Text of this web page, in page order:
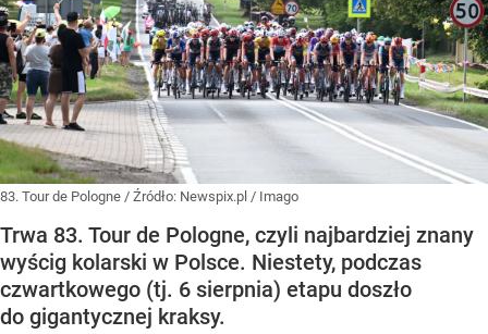
83. Tour de Pologne / Źródło: Newspix.pl / Imago
Trwa 83. Tour de Pologne, czyli najbardziej znany
wyścig kolarski w Polsce. Niestety, podczas
czwartkowego (tj. 6 sierpnia) etapu doszło
do gigantycznej kraksy.